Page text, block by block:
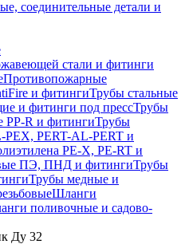
соединительные детали и
стали и фитинги
Противопожарные
и фитингиТрубы стальные
и фитинги под прессТрубы
PP-R и фитингиТрубы
PEX, PERT-AL-PERT и
PE-X, PE-RT и
ПЭ, ПНД и фитингиТрубы
Трубы медные и
Шланги
поливочные и садово-
Ду 32